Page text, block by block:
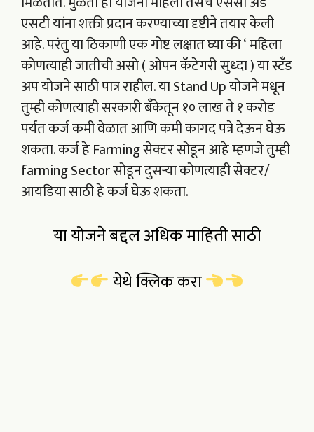
एसटी यांना शक्ती प्रदान करण्याच्या दृष्टीने तयार केली
आहे. परंतु या ठिकाणी एक गोष्ट लक्षात घ्या की ‘ महिला
कोणत्याही जातीची असो ( ओपन कॅटेगरी सुध्दा ) या स्टँड
अप योजने साठी पात्र राहील. या Stand Up योजने मधून
तुम्ही कोणत्याही सरकारी बँकेतून १० लाख ते १ करोड
पर्यंत कर्ज कमी वेळात आणि कमी कागद पत्रे देऊन घेऊ
शकता. कर्ज हे Farming सेक्टर सोडून आहे म्हणजे तुम्ही
farming Sector सोडून दुसऱ्या कोणत्याही सेक्टर/
आयडिया साठी हे कर्ज घेऊ शकता.
या योजने बद्दल अधिक माहिती साठी
येथे क्लिक करा